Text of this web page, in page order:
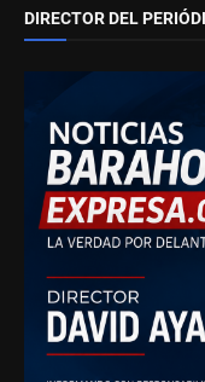
DIRECTOR DEL